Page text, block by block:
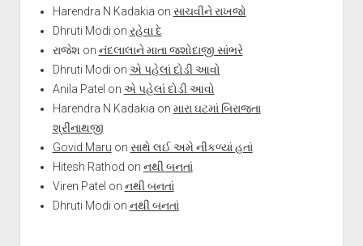
Harendra N Kadakia on સાચવીને રાખજો
Dhruti Modi on રહેવા દે
રાજેશ on નંદલાલાને માતા જશોદાજી સાંભરે
Dhruti Modi on એ પહેલાં દોડી આવો
Anila Patel on એ પહેલાં દોડી આવો
Harendra N Kadakia on મારા ઘટમાં બિરાજતા
શ્રીનાથજી
Govid Maru on સાથે લઈ અમે નીકળ્યાં હતાં
Hitesh Rathod on નથી બનતાં
Viren Patel on નથી બનતાં
Dhruti Modi on નથી બનતાં